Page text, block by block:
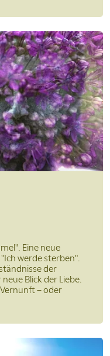
Eine neue
werde sterben".
der
Blick der Liebe.
– oder